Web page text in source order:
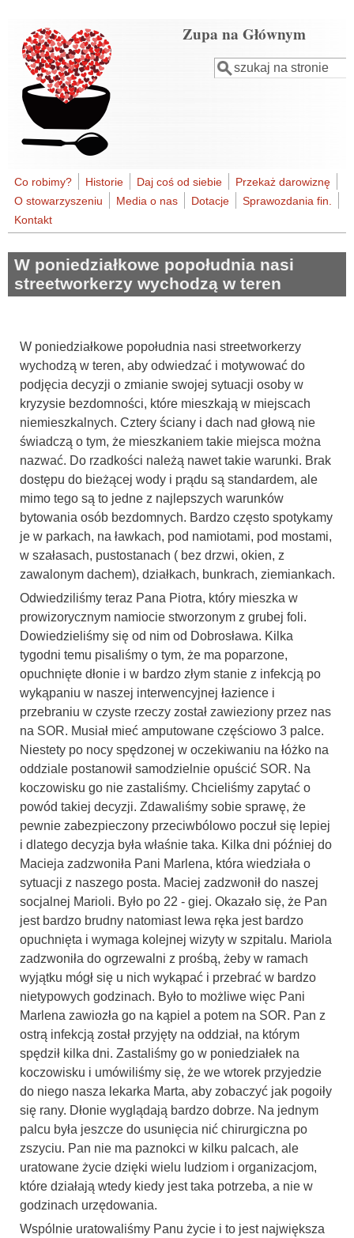
Zupa na Głównym
Formularz
Szukaj
Co robimy? Historie Daj coś od siebie
Przekaż darowiznę
O stowarzyszeniu
Media o nas Dotacje
Sprawozdania fin.
Kontakt
W poniedziałkowe popołudnia nasi
streetworkerzy wychodzą w teren
W poniedziałkowe popołudnia nasi streetworkerzy
wychodzą w teren, aby odwiedzać i motywować do
podjęcia decyzji o zmianie swojej sytuacji osoby w
kryzysie bezdomności, które mieszkają w miejscach
niemieszkalnych. Cztery ściany i dach nad głową nie
świadczą o tym, że mieszkaniem takie miejsca można
nazwać. Do rzadkości należą nawet takie warunki. Brak
dostępu do bieżącej wody i prądu są standardem, ale
mimo tego są to jedne z najlepszych warunków
bytowania osób bezdomnych. Bardzo często spotykamy
je w parkach, na ławkach, pod namiotami, pod mostami,
w szałasach, pustostanach ( bez drzwi, okien, z
zawalonym dachem), działkach, bunkrach, ziemiankach.
Odwiedziliśmy teraz Pana Piotra, który mieszka w
prowizorycznym namiocie stworzonym z grubej foli.
Dowiedzieliśmy się od nim od Dobrosława. Kilka
tygodni temu pisaliśmy o tym, że ma poparzone,
opuchnięte dłonie i w bardzo złym stanie z infekcją po
wykąpaniu w naszej interwencyjnej łazience i
przebraniu w czyste rzeczy został zawieziony przez nas
na SOR. Musiał mieć amputowane częściowo 3 palce.
Niestety po nocy spędzonej w oczekiwaniu na łóżko na
oddziale postanowił samodzielnie opuścić SOR. Na
koczowisku go nie zastaliśmy. Chcieliśmy zapytać o
powód takiej decyzji. Zdawaliśmy sobie sprawę, że
pewnie zabezpieczony przeciwbólowo poczuł się lepiej
i dlatego decyzja była właśnie taka. Kilka dni później do
Macieja zadzwoniła Pani Marlena, która wiedziała o
sytuacji z naszego posta. Maciej zadzwonił do naszej
socjalnej Marioli. Było po 22 - giej. Okazało się, że Pan
jest bardzo brudny natomiast lewa ręka jest bardzo
opuchnięta i wymaga kolejnej wizyty w szpitalu. Mariola
zadzwoniła do ogrzewalni z prośbą, żeby w ramach
wyjątku mógł się u nich wykąpać i przebrać w bardzo
nietypowych godzinach. Było to możliwe więc Pani
Marlena zawiozła go na kąpiel a potem na SOR. Pan z
ostrą infekcją został przyjęty na oddział, na którym
spędził kilka dni. Zastaliśmy go w poniedziałek na
koczowisku i umówiliśmy się, że we wtorek przyjedzie
do niego nasza lekarka Marta, aby zobaczyć jak pogoiły
się rany. Dłonie wyglądają bardzo dobrze. Na jednym
palcu była jeszcze do usunięcia nić chirurgiczna po
zszyciu. Pan nie ma paznokci w kilku palcach, ale
uratowane życie dzięki wielu ludziom i organizacjom,
które działają wtedy kiedy jest taka potrzeba, a nie w
godzinach urzędowania.
Wspólnie uratowaliśmy Panu życie i to jest największa